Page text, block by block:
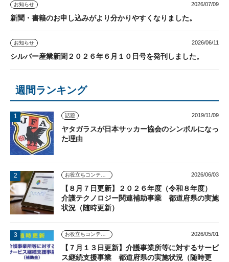
お知らせ 2026/07/09
新聞・書籍のお申し込みがより分かりやすくなりました。
お知らせ 2026/06/11
シルバー産業新聞２０２６年６月１０日号を発刊しました。
週間ランキング
話題 2019/11/09
ヤタガラスが日本サッカー協会のシンボルになっ
た理由
2026/06/03
【８月７日更新】２０２６年度（令和８年度）
介護テクノロジー関連補助事業 都道府県の実施
状況（随時更新）
2026/05/01
【７月１３日更新】介護事業所等に対するサービ
ス継続支援事業 都道府県の実施状況（随時更